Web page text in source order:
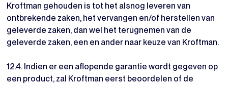
Kroftman gehouden is tot het alsnog leveren van
ontbrekende zaken, het vervangen en/of herstellen van
geleverde zaken, dan wel het terugnemen van de
geleverde zaken, een en ander naar keuze van Kroftman.
12.4. Indien er een aflopende garantie wordt gegeven op
een product, zal Kroftman eerst beoordelen of de